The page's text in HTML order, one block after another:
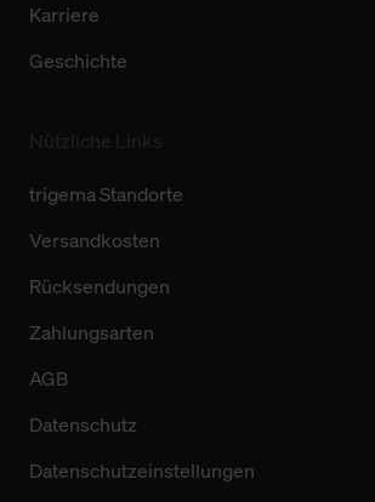
Karriere
Geschichte
trigema Standorte
Versandkosten
Rücksendungen
Zahlungsarten
AGB
Datenschutz
Datenschutzeinstellungen